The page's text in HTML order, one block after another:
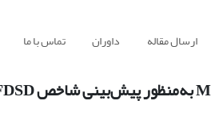
ارسال مقاله داوران تماس با ما